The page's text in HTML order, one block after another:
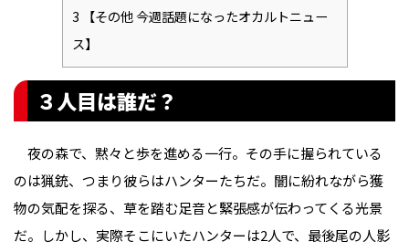
3 【その他 今週話題になったオカルトニュー
ス】
３人目は誰だ？
夜の森で、黙々と歩を進める一行。その手に握られている
のは猟銃、つまり彼らはハンターたちだ。闇に紛れながら獲
物の気配を探る、草を踏む足音と緊張感が伝わってくる光景
だ。しかし、実際そこにいたハンターは2人で、最後尾の人影